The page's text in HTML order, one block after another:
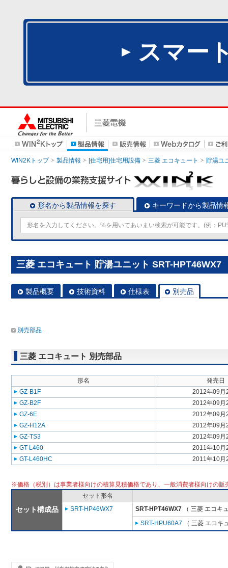
スマー
WIN2Kトップ 製品情報 [住宅用]住宅用設備 三菱 エコキュート 貯湯ユ
形名から製品情報を探す キーワードから製品情
三菱 エコキュート 貯湯ユニット SRT-HPT46WX7
製品概要 技術資料 仕様表 別売品
別売部品
三菱 エコキュート 別売部品
形名
発売日
GZ-B1F
2012年09月
GZ-B2F
2012年09月
GZ-6E
2012年09月
GZ-H12A
2012年09月
GZ-TS3
2012年09月
GT-L460
2011年10月
GT-L460HC
2011年10月
※価格（税別）は事業者様向けの積算見積価格であり、一般消費者様向けの販
セット構成品
セット形名
SRT-HP46WX7
SRT-HPT46WX7 （ 三菱 エコキ
SRT-HPU60A7 （ 三菱 エコキ